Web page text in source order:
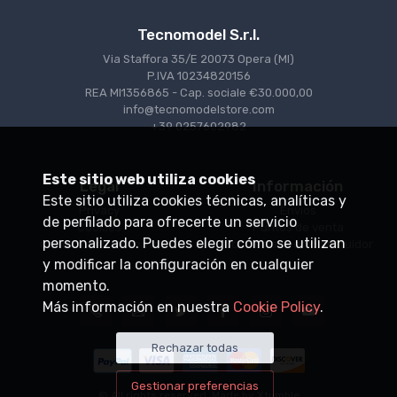
Tecnomodel S.r.l.
Via Staffora 35/E 20073 Opera (MI)
P.IVA 10234820156
REA MI1356865 - Cap. sociale €30.000,00
info@tecnomodelstore.com
+39 0257602982
Legal
Cookies
Condiciones de venta
Información
Puntos de venta
Conviértase en distribuidor
Este sitio web utiliza cookies
Este sitio utiliza cookies técnicas, analíticas y
de perfilado para ofrecerte un servicio
personalizado. Puedes elegir cómo se utilizan
y modificar la configuración en cualquier
momento.
Más información en nuestra Cookie Policy.
Rechazar todas
Gestionar preferencias